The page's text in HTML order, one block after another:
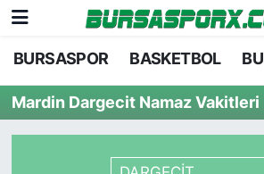
BURSASPOR BASKETBOL
Mardin Dargecit Namaz Vakitleri
Bursaspor
Futbol
Basketbol
Bursa Nöbetçi Eczaneler
Bursa Hava Durumu
Bursa Namaz Vakitleri